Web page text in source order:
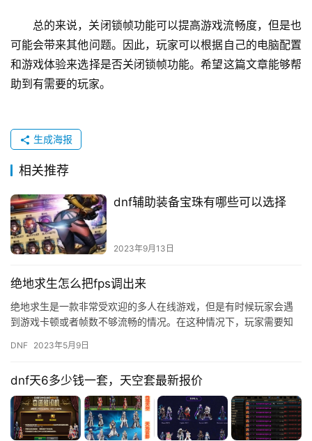
总的来说，关闭锁帧功能可以提高游戏流畅度，但是也
可能会带来其他问题。因此，玩家可以根据自己的电脑配置
和游戏体验来选择是否关闭锁帧功能。希望这篇文章能够帮
助到有需要的玩家。
生成海报
相关推荐
dnf辅助装备宝珠有哪些可以选择
2023年9月13日
绝地求生怎么把fps调出来
绝地求生是一款非常受欢迎的多人在线游戏，但是有时候玩家会遇
到游戏卡顿或者帧数不够流畅的情况。在这种情况下，玩家需要知
面…
DNF 2023年5月9日
dnf天6多少钱一套，天空套最新报价